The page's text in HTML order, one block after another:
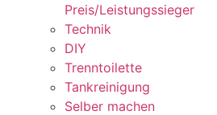
Preis/Leistungssieger
Technik
DIY
Trenntoilette
Tankreinigung
Selber machen